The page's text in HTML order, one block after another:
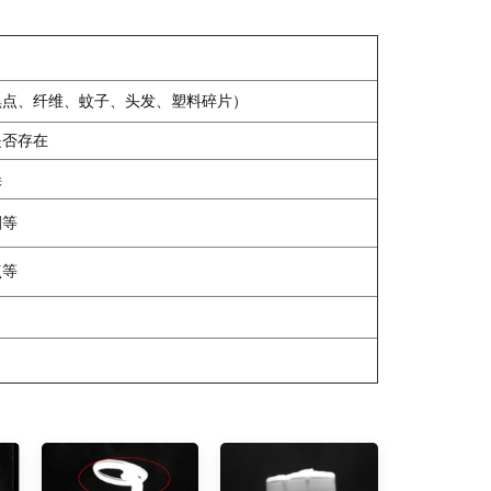
、纤维、蚊子、头发、塑料碎片）
存在